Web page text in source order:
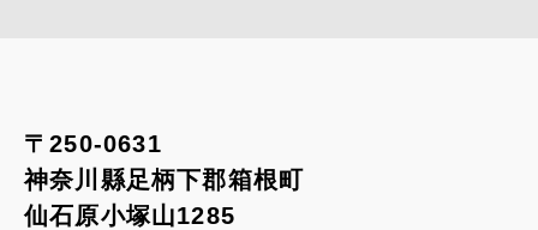
〒250-0631
神奈川縣足柄下郡箱根町
仙石原小塚山1285